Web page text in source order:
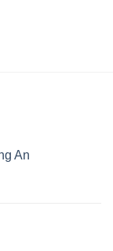
An